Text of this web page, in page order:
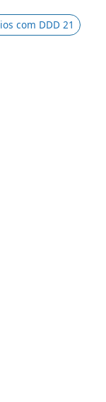
com DDD 21